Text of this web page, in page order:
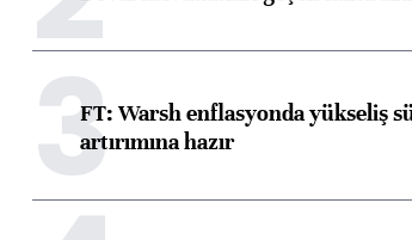
3FT: Warsh enflasyonda yükseliş
artırımına hazır